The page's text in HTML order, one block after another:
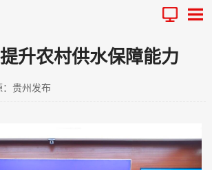
升农村供水保障能力
：贵州发布